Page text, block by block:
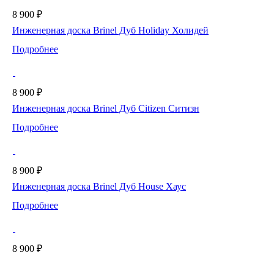
8 900 ₽
Инженерная доска Brinel Дуб Holiday Холидей
Подробнее
8 900 ₽
Инженерная доска Brinel Дуб Citizen Ситизн
Подробнее
8 900 ₽
Инженерная доска Brinel Дуб House Хаус
Подробнее
8 900 ₽